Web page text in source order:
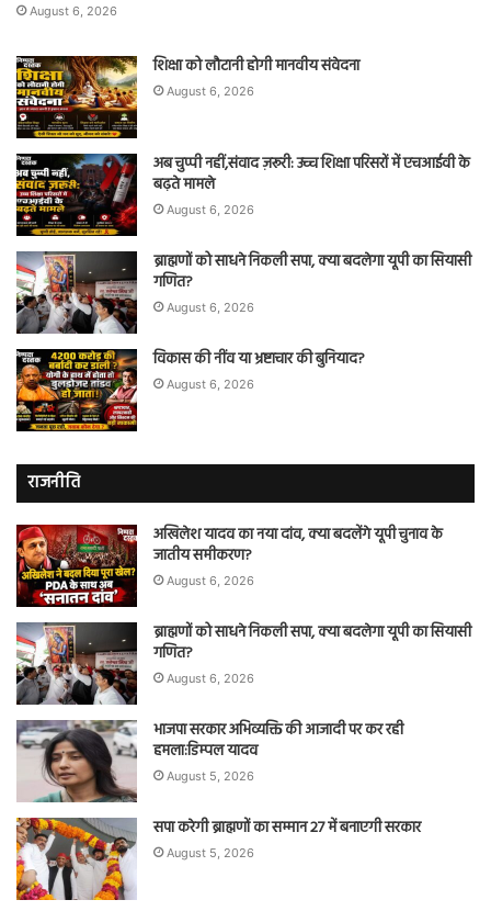
August 6, 2026
शिक्षा को लौटानी होगी मानवीय संवेदना
August 6, 2026
अब चुप्पी नहीं,संवाद ज़रूरी: उच्च शिक्षा परिसरों में एचआईवी के
बढ़ते मामले
August 6, 2026
ब्राह्मणों को साधने निकली सपा, क्या बदलेगा यूपी का सियासी
गणित?
August 6, 2026
विकास की नींव या भ्रष्टाचार की बुनियाद?
August 6, 2026
राजनीति
अखिलेश यादव का नया दांव, क्या बदलेंगे यूपी चुनाव के
जातीय समीकरण?
August 6, 2026
ब्राह्मणों को साधने निकली सपा, क्या बदलेगा यूपी का सियासी
गणित?
August 6, 2026
भाजपा सरकार अभिव्यक्ति की आजादी पर कर रही
हमला:डिम्पल यादव
August 5, 2026
सपा करेगी ब्राह्मणों का सम्मान 27 में बनाएगी सरकार
August 5, 2026